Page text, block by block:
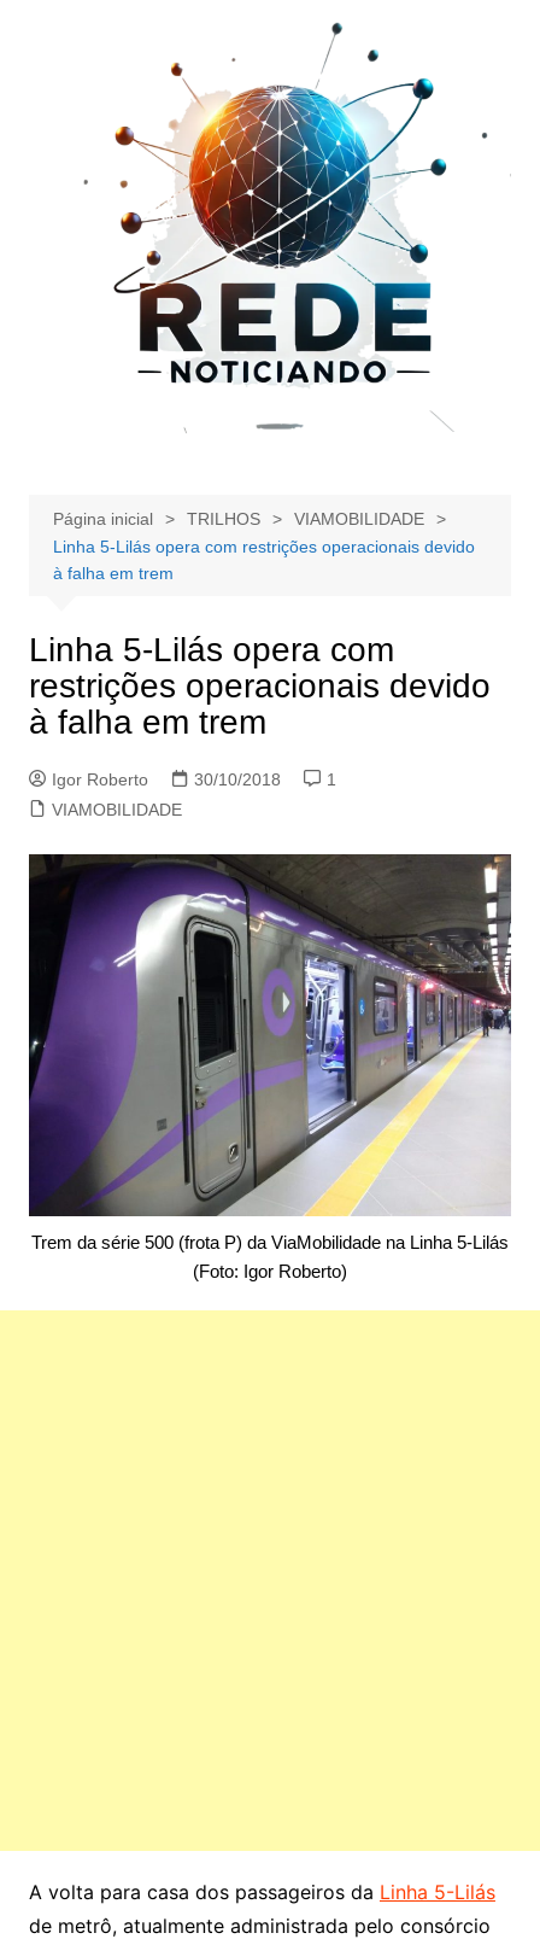
Página inicial TRILHOS
VIAMOBILIDADE
Linha 5-Lilás opera com restrições operacionais devido
à falha em trem
Linha 5-Lilás opera com
restrições operacionais devido
à falha em trem
Igor Roberto 30/10/2018
1
VIAMOBILIDADE
Trem da série 500 (frota P) da ViaMobilidade na Linha 5-Lilás
(Foto: Igor Roberto)
A volta para casa dos passageiros da Linha 5-Lilás
de metrô, atualmente administrada pelo consórcio